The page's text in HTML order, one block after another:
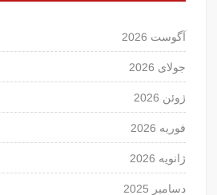
آگوست 2026
جولای 2026
ژوئن 2026
فوریه 2026
ژانویه 2026
دسامبر 2025